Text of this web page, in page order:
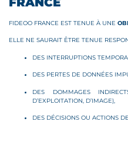
FIDEOO FRANCE EST TENUE À UNE
ELLE NE SAURAIT ÊTRE TENUE
DES INTERRUPTIONS
DES PERTES DE DONNÉES
DES DOMMAGES
D’EXPLOITATION, D’IMAGE),
DES DÉCISIONS OU ACTIONS